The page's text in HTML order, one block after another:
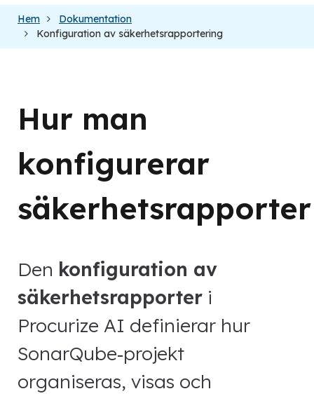
Hem
Dokumentation
Konfiguration av säkerhetsrapportering
Hur man
konfigurerar
säkerhetsrapporter
Den konfiguration av
säkerhetsrapporter i
Procurize AI definierar hur
SonarQube‑projekt
organiseras, visas och